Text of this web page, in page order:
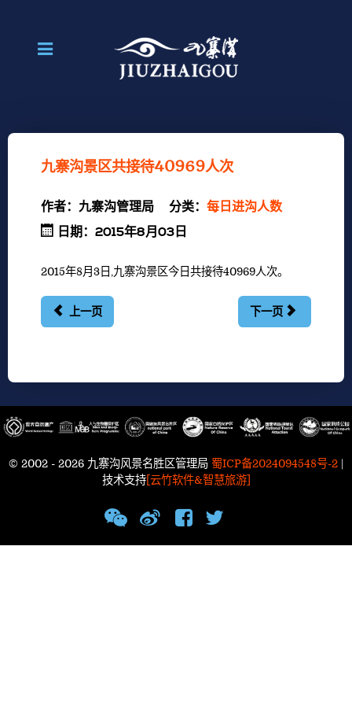
九寨沟景区共接待40969人次
作者： 九寨沟管理局 分类： 每日进沟人数
日期：2015年8月03日
2015年8月3日,九寨沟景区今日共接待40969人次。
上一页 下一页
© 2002 - 2026 九寨沟风景名胜区管理局 蜀ICP备2024094548号-2 |
技术支持[云竹软件&智慧旅游]